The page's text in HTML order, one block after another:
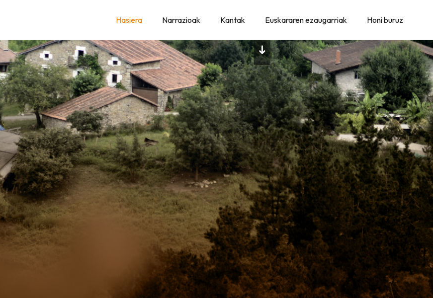
Hasiera Narrazioak Kantak Euskararen ezaugarriak Honi buruz